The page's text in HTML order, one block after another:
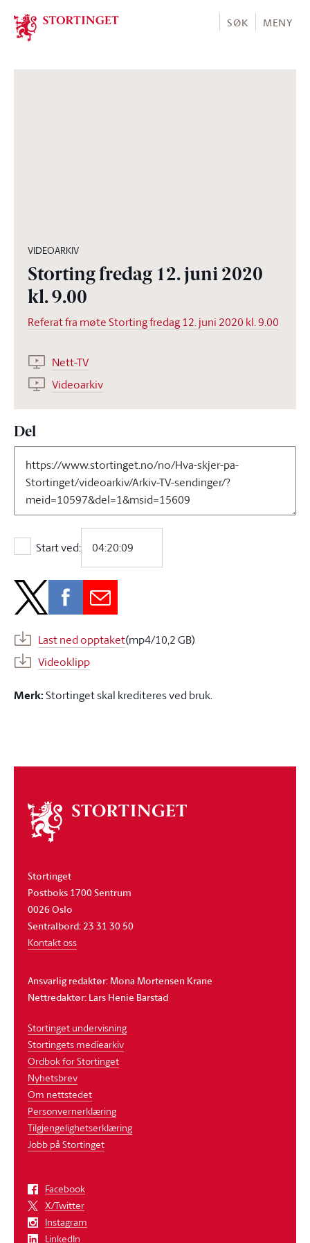
Stortinget.no
SØK MENY
VIDEOARKIV
Storting fredag 12. juni 2020
kl. 9.00
Referat fra møte Storting fredag 12. juni 2020 kl. 9.00
Nett-TV
Videoarkiv
Del
Start ved:
Start ved:
Last ned opptaket(mp4/10,2 GB)
Videoklipp
Merk:Stortinget skal krediteres ved bruk.
Om
stortinget
Stortinget
Postboks 1700 Sentrum
0026 Oslo
Sentralbord: 23 31 30 50
Kontakt oss
Ansvarlig redaktør: Mona Mortensen Krane
Nettredaktør: Lars Henie Barstad
Stortinget undervisning
Stortingets mediearkiv
Ordbok for Stortinget
Nyhetsbrev
Om nettstedet
Personvernerklæring
Tilgjengelighetserklæring
Jobb på Stortinget
Facebook
X/Twitter
Instagram
LinkedIn